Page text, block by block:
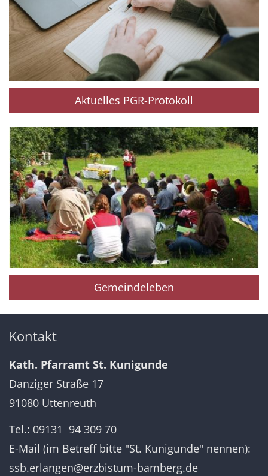
Aktuelles PGR-Protokoll
Gemeindeleben
Kontakt
Kath. Pfarramt St. Kunigunde
Danziger Straße 17
91080 Uttenreuth
Tel.: 09131 94 309 70
E-Mail (im Betreff bitte "St. Kunigunde" nennen):
ssb.erlangen@erzbistum-bamberg.de